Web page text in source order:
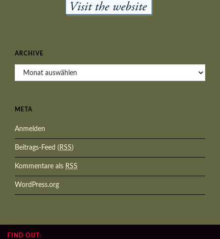
ARCHIVE
Archive
META
Anmelden
Beitrags-Feed ( RSS)
Kommentare als RSS
WordPress.org
FIND OUT: